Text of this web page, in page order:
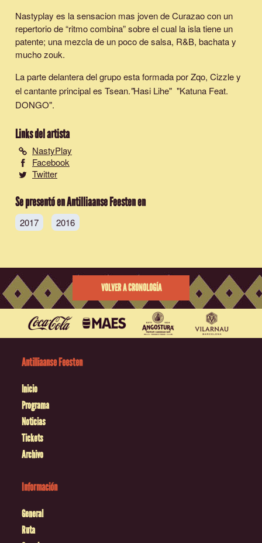
Nastyplay es la sensacion mas joven de Curazao con un
repertorio de “ritmo combina” sobre el cual la isla tiene un
patente; una mezcla de un poco de salsa, R&B, bachata y
mucho zouk.
La parte delantera del grupo esta formada por Zqo, Cizzle y
el cantante principal es Tsean."Hasi Lihe" "Katuna Feat.
DONGO".
Links del artista
NastyPlay
Facebook
Twitter
Se presentó en Antilliaanse Feesten en
2017 2016
VOLVER A CRONOLOGÍA
Antilliaanse Feesten
Inicio
Programa
Noticias
Tickets
Archivo
Información
General
Ruta